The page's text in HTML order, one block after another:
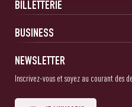
BILLETTERIE
BUSINESS
NEWSLETTER
Inscrivez-vous et soyez au courant des